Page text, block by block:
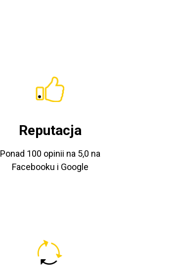
Reputacja
Ponad 100 opinii na 5,0 na
Facebooku i Google